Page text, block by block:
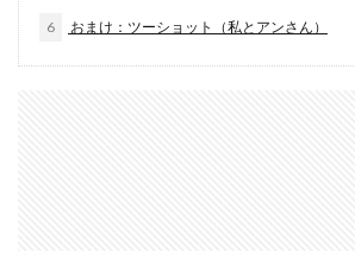
6 おまけ：ツーショット（私とアンさん）